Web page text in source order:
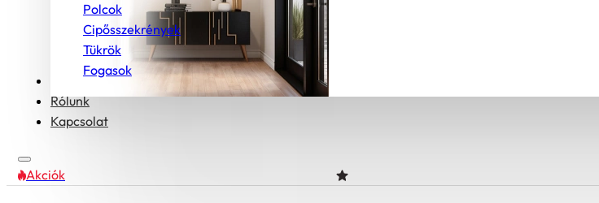
Polcok
Cipősszekrények
Tükrök
Fogasok
Bútorcsaládok
Rólunk
Kapcsolat
Akciók